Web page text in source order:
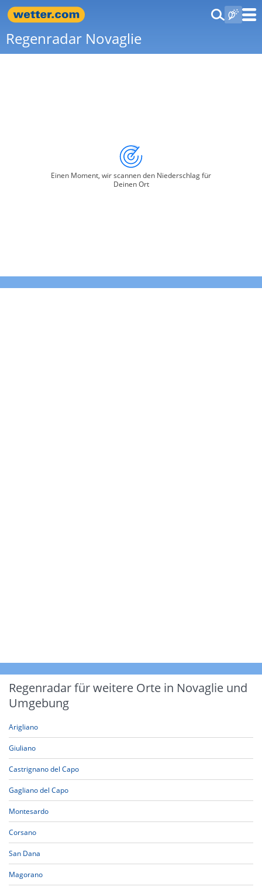
Regenradar Novaglie
Einen Moment, wir scannen den Niederschlag für
Deinen Ort
Regenradar für weitere Orte in Novaglie und
Umgebung
Arigliano
Giuliano
Castrignano del Capo
Gagliano del Capo
Montesardo
Corsano
San Dana
Magorano